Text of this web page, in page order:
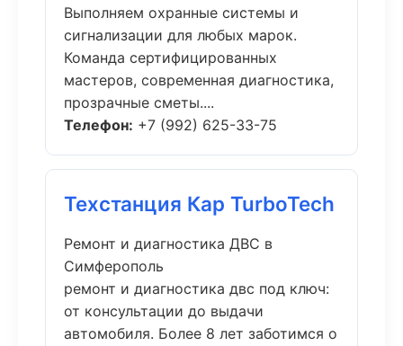
Выполняем охранные системы и
сигнализации для любых марок.
Команда сертифицированных
мастеров, современная диагностика,
прозрачные сметы....
Телефон: +7 (992) 625-33-75
Техстанция Кар TurboTech
Ремонт и диагностика ДВС в
Симферополь
ремонт и диагностика двс под ключ:
от консультации до выдачи
автомобиля. Более 8 лет заботимся о